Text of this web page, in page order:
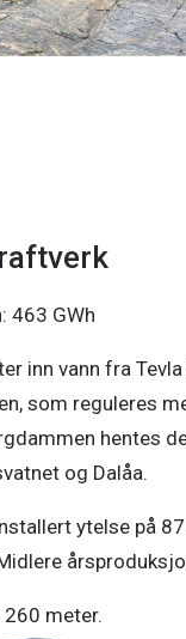
463 GWh
inn vann fra
som reguleres
hentes
og Dalåa.
ytelse på
260 meter.